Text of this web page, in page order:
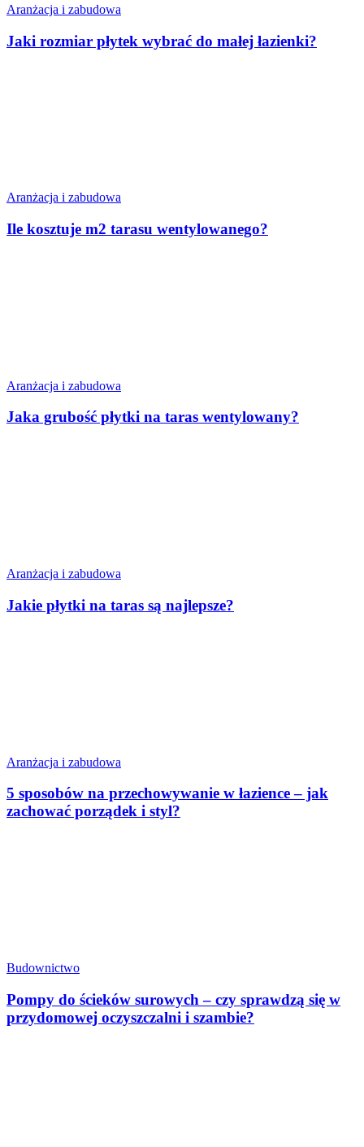
Aranżacja i zabudowa
Jaki rozmiar płytek wybrać do małej łazienki?
Aranżacja i zabudowa
Ile kosztuje m2 tarasu wentylowanego?
Aranżacja i zabudowa
Jaka grubość płytki na taras wentylowany?
Aranżacja i zabudowa
Jakie płytki na taras są najlepsze?
Aranżacja i zabudowa
5 sposobów na przechowywanie w łazience – jak
zachować porządek i styl?
Budownictwo
Pompy do ścieków surowych – czy sprawdzą się w
przydomowej oczyszczalni i szambie?